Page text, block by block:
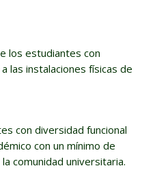
los estudiantes con
las instalaciones físicas de
con diversidad funcional
con un mínimo de
comunidad universitaria.